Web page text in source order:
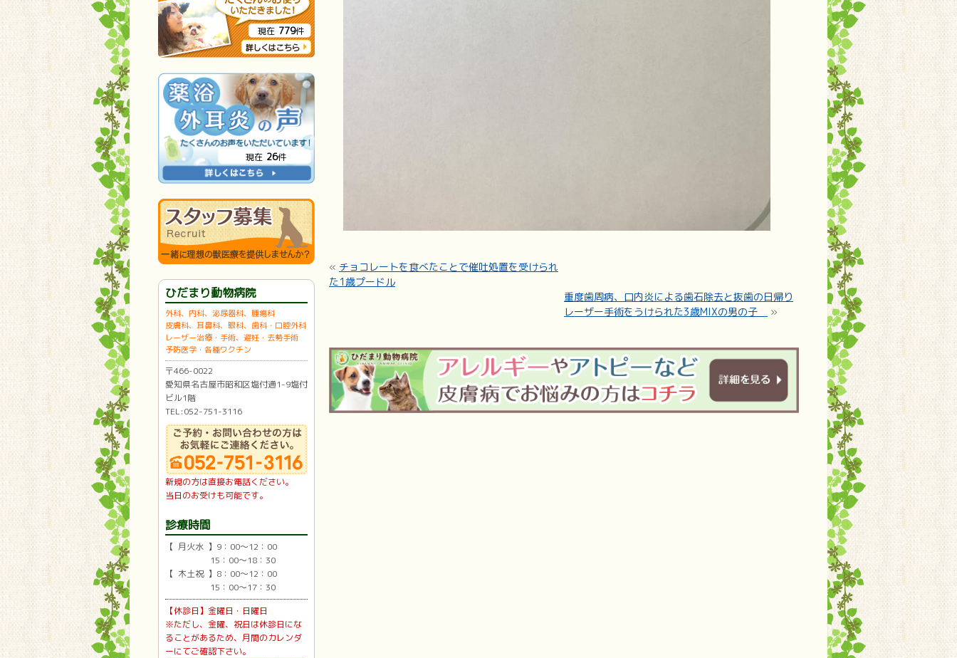
« チョコレートを食べたことで催吐処置を受けられ
た1歳プードル
重度歯周病、口内炎による歯石除去と抜歯の日帰り
レーザー手術をうけられた3歳MIXの男の子
»
現在 779件
現在 26件
ひだまり動物病院
外科、内科、泌尿器科、腫瘍科
皮膚科、耳鼻科、眼科、歯科・口腔外科
レーザー治療・手術、避妊・去勢手術
予防医学・各種ワクチン
〒466-0022
愛知県名古屋市昭和区塩付通1-9塩付
ビル1階
TEL:052-751-3116
新規の方は直接お電話ください。
当日のお受けも可能です。
診療時間
【 月火水 】9：00〜12：00
15：00〜18：30
【 木土祝 】8：00〜12：00
15：00〜17：30
【休診日】金曜日・日曜日
※ただし、金曜、祝日は休診日にな
ることがあるため、月間のカレンダ
ーにてご確認下さい。